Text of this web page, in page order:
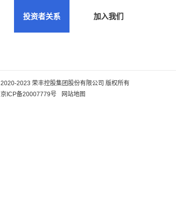
投资者关系 加入我们
2020-2023 荣丰控股集团股份有限公司 版权所有
京ICP备20007779号
网站地图